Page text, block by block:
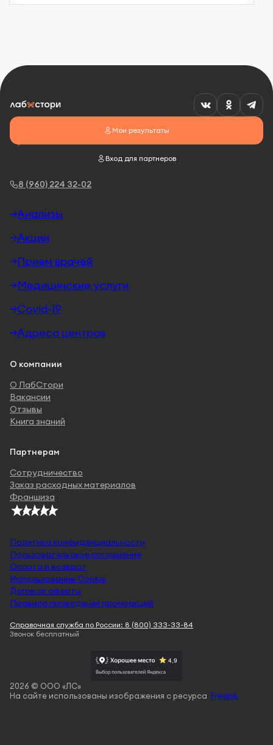
8 (960) 224 32-02
Мои результаты
Вход для партнеров
Анализы
Акции
Прием врачей
Медицинские услуги
Covid-19
Адреса центров
О компании
О ЛабСтори
Вакансии
Отзывы
Книга знаний
Партнерам
Сотрудничество
Заказ расходных материалов
Франшиза
Политика конфиденциальности
Пользовательское соглашение
Оплата и возврат
Использование Cookie
Договор оферты
Правила проведения промоакций
2026 © ООО «ЛС»
На сайте использованы изображения с ресурса Freepik
Справочная служба по России: 8 (800) 333-33-84
Звонок бесплатный